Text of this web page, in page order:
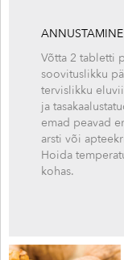
ANNUSTAMINE
Võtta 2 tabletti
soovituslikku
tervislikku
ja
emad peavad
arsti või
Hoida
kohas.